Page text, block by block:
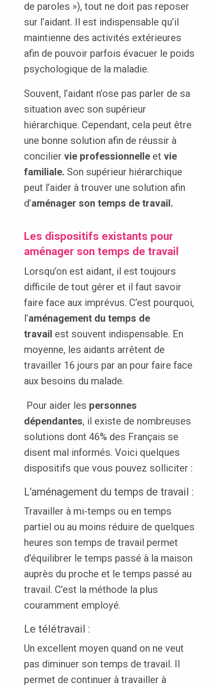
de paroles »), tout ne doit pas reposer
sur l’aidant. Il est indispensable qu’il
maintienne des activités extérieures
afin de pouvoir parfois évacuer le poids
psychologique de la maladie.
Souvent, l’aidant n’ose pas parler de sa
situation avec son supérieur
hiérarchique. Cependant, cela peut être
une bonne solution afin de réussir à
concilier vie professionnelle et vie
familiale. Son supérieur hiérarchique
peut l’aider à trouver une solution afin
d’aménager son temps de travail.
Les dispositifs existants pour
aménager son temps de travail
Lorsqu’on est aidant, il est toujours
difficile de tout gérer et il faut savoir
faire face aux imprévus. C’est pourquoi,
l’aménagement du temps de
travail est souvent indispensable. En
moyenne, les aidants arrêtent de
travailler 16 jours par an pour faire face
aux besoins du malade.
Pour aider les personnes
dépendantes, il existe de nombreuses
solutions dont 46% des Français se
disent mal informés. Voici quelques
dispositifs que vous pouvez solliciter :
L’aménagement du temps de travail :
Travailler à mi-temps ou en temps
partiel ou au moins réduire de quelques
heures son temps de travail permet
d’équilibrer le temps passé à la maison
auprès du proche et le temps passé au
travail. C’est la méthode la plus
couramment employé.
Le télétravail :
Un excellent moyen quand on ne veut
pas diminuer son temps de travail. Il
permet de continuer à travailler à